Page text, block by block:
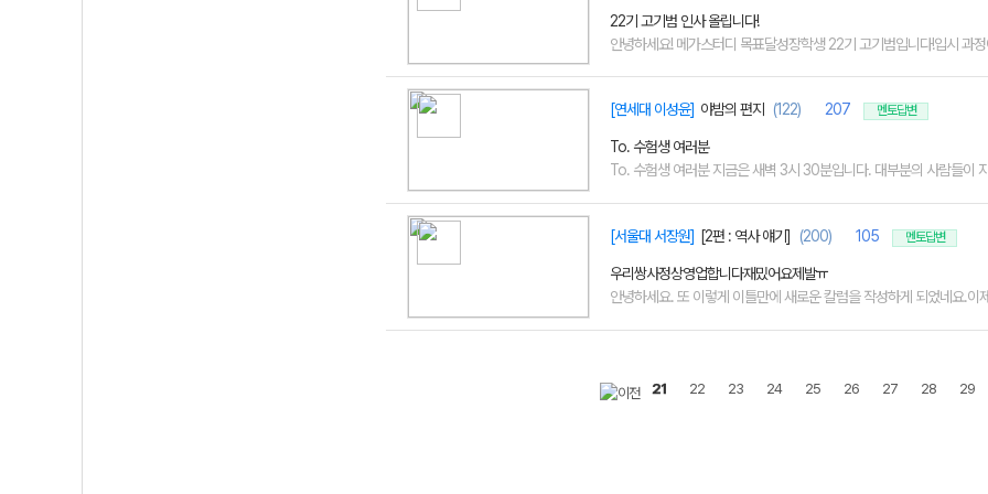
22기 고기범 인사 올립니다!
안녕하세요! 메가스터디 목표달성장학생 22기 고기범입니다!입시 과
[연세대 이성윤] 야밤의 편지 (122) 207 멘토답변
To. 수험생 여러분
To. 수험생 여러분 지금은 새벽 3시 30분입니다. 대부분의 사람들이
[서울대 서장원] [2편 : 역사 얘기] (200) 105 멘토답변
우리쌍사정상영업합니다재밌어요제발ㅠ
안녕하세요. 또 이렇게 이틀만에 새로운 칼럼을 작성하게 되었네요.이
21 22 23 24 25 26 27 28 29